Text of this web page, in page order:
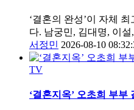
‘결혼의 완성’이 자체
다. 남궁민, 김대명, 이
서정민 2026-08-10
TV
‘결혼지옥’ 오초희 부부